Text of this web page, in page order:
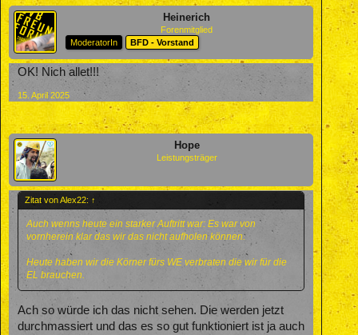
Heinerich
Forenmitglied
ModeratorIn
BFD - Vorstand
OK! Nich allet!!!
15. April 2025
Hope
Leistungsträger
Zitat von Alex22: ↑
Auch wenns heute ein starker Auftritt war: Es war von
vornherein klar das wir das nicht aufholen können.
Heute haben wir die Körner fürs WE verbraten die wir für die
EL brauchen.
Ach so würde ich das nicht sehen. Die werden jetzt
durchmassiert und das es so gut funktioniert ist ja auch